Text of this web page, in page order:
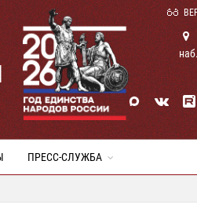
ПРЕСС-СЛУЖБА